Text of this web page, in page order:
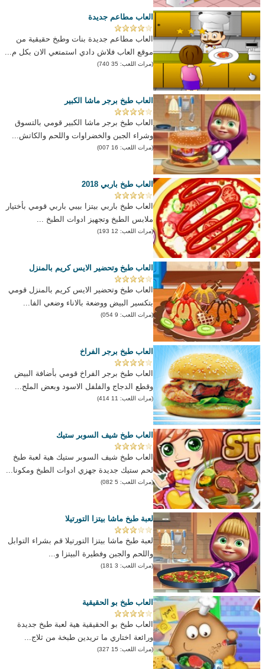
العاب مطاعم جديدة
العاب مطاعم جديدة بنات وطبخ حقيقية من
موقع العاب فلاش دادي استمتعي الان بكل م...
(مرات اللعب: 35 740)
العاب طبخ برجر ماشا الكبير
العاب طبخ برجر ماشا الكبير قومي بالتسوق
وشراء الجبن والخضراوات واللحم والكاتش...
(مرات اللعب: 16 007)
العاب طبخ باربي 2018
العاب طبخ باربي بيتزا بيبي باربي قومي بأختيار
ملابس الطبخ وتجهيز ادوات الطبخ ...
(مرات اللعب: 12 193)
العاب طبخ وتحضير الايس كريم بالمنزل
العاب طبخ وتحضير الايس كريم بالمنزل قومي
بتكسير البيض ووضعة بالاناء وضعي الفا...
(مرات اللعب: 9 054)
العاب طبخ برجر الفراخ
العاب طبخ برجر الفراخ قومي بأضافة البيض
وقطع الدجاج والفلفل الاسود وبعض الملح...
(مرات اللعب: 11 414)
العاب طبخ شيف السوبر ستيك
العاب طبخ شيف السوبر ستيك هية لعبة طبخ
لحم ستيك جديدة جهزي ادوات الطبخ ومكونا...
(مرات اللعب: 5 082)
لعبة طبخ ماشا بيتزا التورتيلا
لعبة طبخ ماشا بيتزا التورتيلا قم بشراء التوابل
واللحم والجبن وفطيرة البيتزا و...
(مرات اللعب: 3 181)
العاب طبخ بو الحقيقية
العاب طبخ بو الحقيقية هية لعبة طبخ جديدة
ورائعة اختاري ما تريدين طبخة من ثلاج...
(مرات اللعب: 15 327)